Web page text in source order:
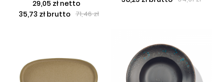
29,05 zł netto
35,73 zł brutto 71,46 zł